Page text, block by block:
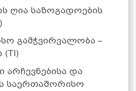
ღია საზოგადოების
გამჭვირვალობა –
არჩევნებისა და
საერთაშორისო